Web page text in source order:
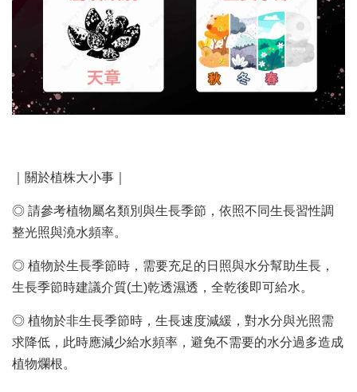
｜關於植株大小事｜
◎ 請參考植物屬名類別與生長季節，依照不同生長習性調
整光照與澆水頻率。
◎ 植物於生長季節時，需要充足的日照與水分幫助生長，
生長季節時建議介質(土)乾透濕透，全乾後即可給水。
◎ 植物於非生長季節時，生長速度減緩，對水分與光照需
求降低，此時應減少給水頻率，避免不需要的水分過多造成
植物爛根。